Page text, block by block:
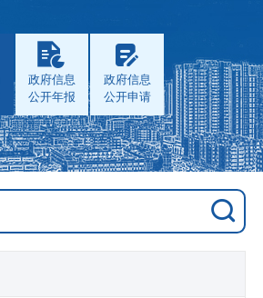
政府信息
公开年报
政府信息
公开申请